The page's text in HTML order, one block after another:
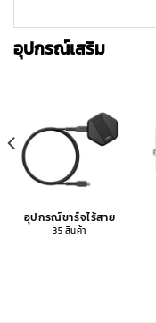
อุปกรณ์เสริม
อุปกรณ์ชาร์จไร้สาย
35 สินค้า